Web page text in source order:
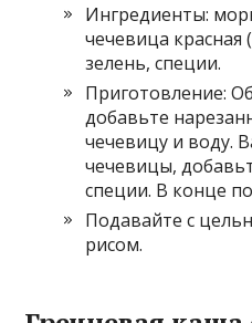
Ингредиенты:
чечевица красная
зелень, специи.
Приготовление:
добавьте
чечевицу и воду.
чечевицы,
специи. В конце
Подавайте с
рисом.